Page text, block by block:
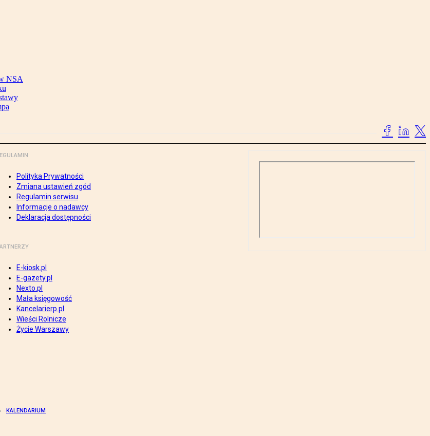
NSA
Polityka Prywatności
Zmiana ustawień zgód
Regulamin serwisu
Informacje o nadawcy
Deklaracja dostępności
E-kiosk.pl
E-gazety.pl
Nexto.pl
Mała księgowość
Kancelarierp.pl
Wieści Rolnicze
Życie Warszawy
KALENDARIUM